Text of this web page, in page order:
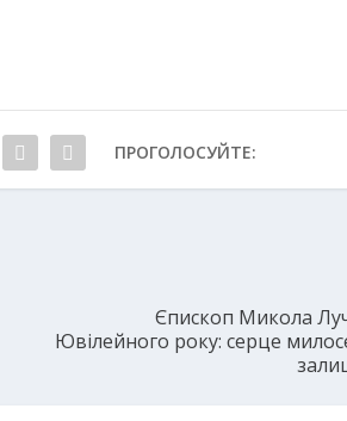
ПРОГОЛОСУЙТЕ:
Єпископ Микола
Ювілейного року: серце